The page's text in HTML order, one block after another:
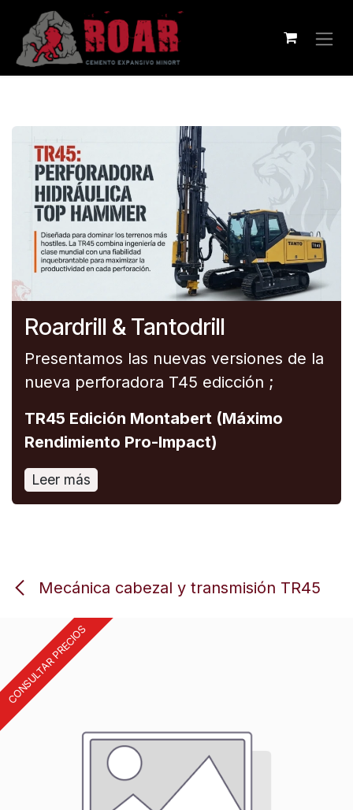
Ir al contenido
Roardrill & Tantodrill
Presentamos las nuevas versiones de la
nueva perforadora T45 edicción ;
TR45 Edición Montabert (Máximo
Rendimiento Pro-Impact)
Leer más
Mecánica cabezal y transmisión TR45
CONSULTAR PRECIOS